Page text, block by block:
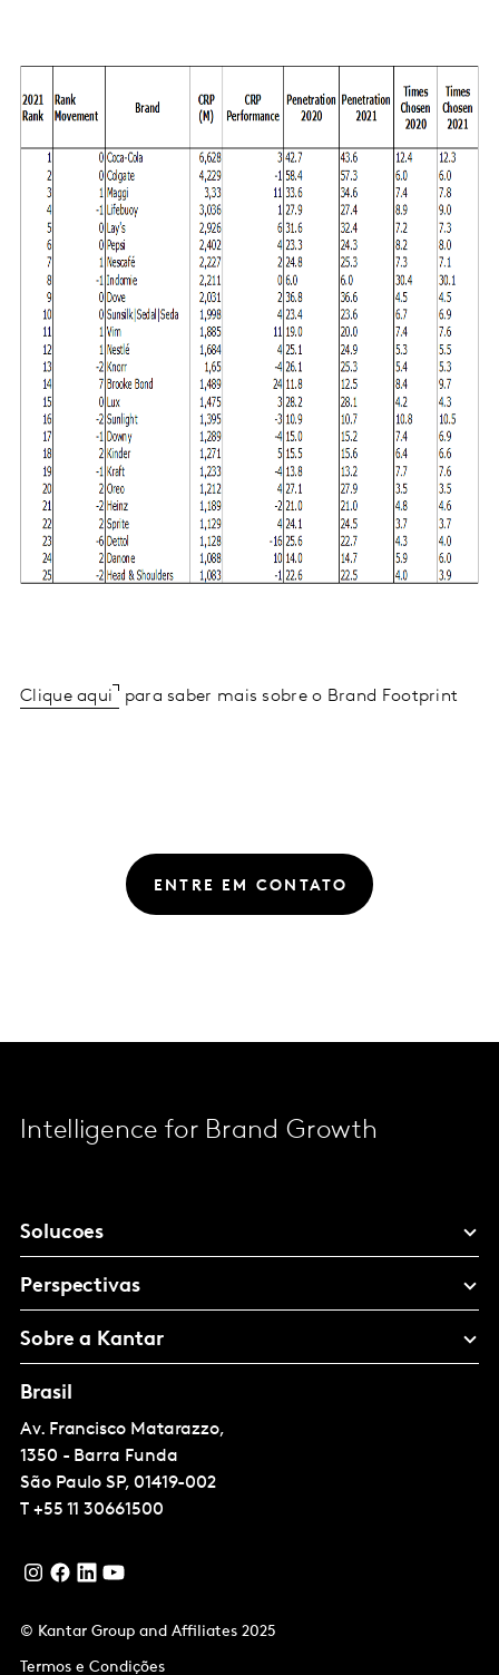
Clique aqui para saber mais sobre o Brand Footprint
ENTRE EM CONTATO
Intelligence for Brand Growth
Solucoes
Perspectivas
Sobre a Kantar
Brasil
Av. Francisco Matarazzo,
1350 - Barra Funda
São Paulo SP, 01419-002
T +55 11 30661500
© Kantar Group and Affiliates 2025
Termos e Condições